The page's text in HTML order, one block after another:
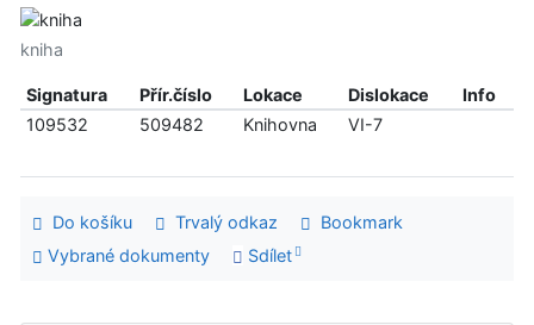
kniha
Signatura Přír.číslo Lokace Dislokace
Info
109532
509482 Knihovna VI-7
Do košíku Trvalý odkaz
Bookmark
Vybrané dokumenty
Sdílet